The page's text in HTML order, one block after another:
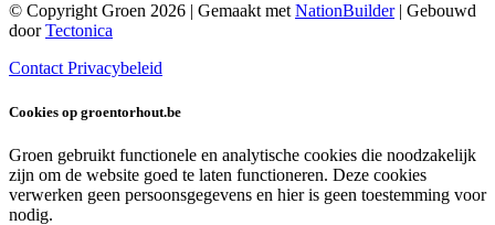
© Copyright Groen 2026 | Gemaakt met NationBuilder| Gebouwd
doorTectonica
Contact Privacybeleid
Cookies op groentorhout.be
Groen gebruikt functionele en analytische cookies die noodzakelijk
zijn om de website goed te laten functioneren. Deze cookies
verwerken geen persoonsgegevens en hier is geen toestemming voor
nodig.